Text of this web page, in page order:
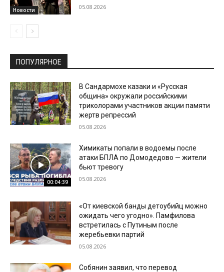
Новости 05.08.2026
ПОПУЛЯРНОЕ
В Сандармохе казаки и «Русская
община» окружали российскими
триколорами участников акции памяти
жертв репрессий
05.08.2026
00:04:39
Химикаты попали в водоемы после
атаки БПЛА по Домодедово — жители
бьют тревогу
05.08.2026
«От киевской банды детоубийц можно
ожидать чего угодно». Памфилова
встретилась с Путиным после
жеребьевки партий
05.08.2026
Собянин заявил, что перевод